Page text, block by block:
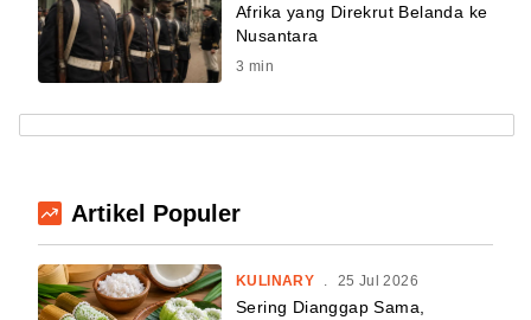
Afrika yang Direkrut Belanda ke
Nusantara
3 min
Artikel Populer
KULINARY . 25 Jul 2026
Sering Dianggap Sama,